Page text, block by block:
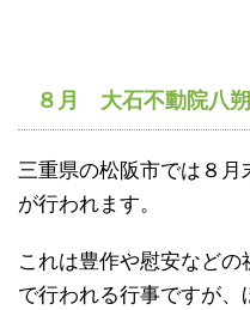
８月 大石不動院八
三重県の松阪市では８
が行われます。
これは豊作や慰安など
で行われる行事ですが